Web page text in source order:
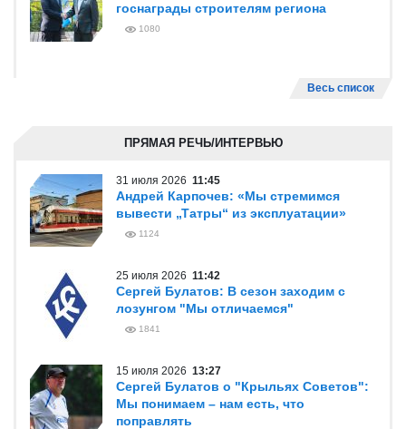
госнаграды строителям региона
1080
Весь список
ПРЯМАЯ РЕЧЬ/ИНТЕРВЬЮ
31 июля 2026 11:45
Андрей Карпочев: «Мы стремимся
вывести „Татры“ из эксплуатации»
1124
25 июля 2026 11:42
Сергей Булатов: В сезон заходим с
лозунгом "Мы отличаемся"
1841
15 июля 2026 13:27
Сергей Булатов о "Крыльях Советов":
Мы понимаем – нам есть, что
поправлять